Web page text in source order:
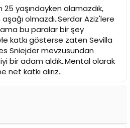
yaşındayken alamazdık,
olmazdı..Serdar Aziz'lere
bu paralar bir şey
katkı gösterse zaten Sevilla
Sniejder mevzusundan
bir adam aldık..Mental olarak
katkı alırız..